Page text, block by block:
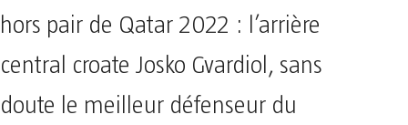
hors pair de Qatar 2022 : l’arrière
central croate Josko Gvardiol, sans
doute le meilleur défenseur du